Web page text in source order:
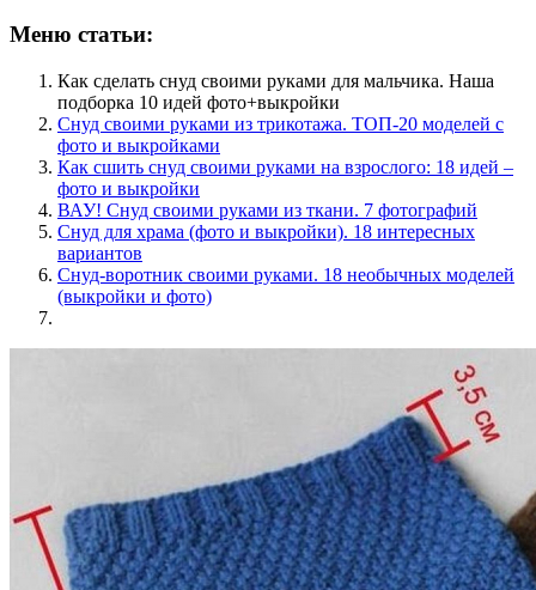
Меню статьи:
Как сделать снуд своими руками для мальчика. Наша
подборка 10 идей фото+выкройки
Снуд своими руками из трикотажа. ТОП-20 моделей с
фото и выкройками
Как сшить снуд своими руками на взрослого: 18 идей –
фото и выкройки
ВАУ! Снуд своими руками из ткани. 7 фотографий
Снуд для храма (фото и выкройки). 18 интересных
вариантов
Снуд-воротник своими руками. 18 необычных моделей
(выкройки и фото)